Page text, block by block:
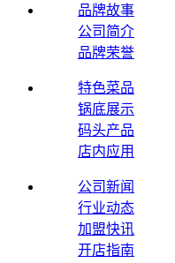
品牌故事
公司简介
品牌荣誉
特色菜品
锅底展示
码头产品
店内应用
公司新闻
行业动态
加盟快讯
开店指南